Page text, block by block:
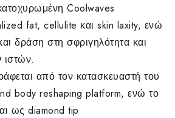
Coolwaves
fat, cellulite και skin laxity, ενώ
δράση στη σφριγηλότητα και
από τον κατασκευαστή του
body reshaping platform, ενώ το
ως diamond tip